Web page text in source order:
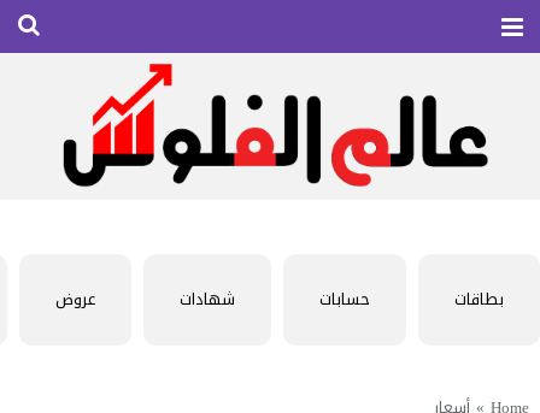
بطاقات حسابات شهادات عروض